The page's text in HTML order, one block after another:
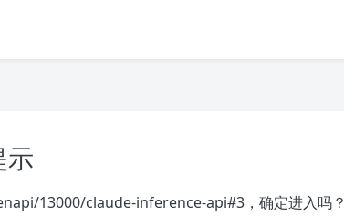
示
13000/claude-inference-api#3，确定进入吗？